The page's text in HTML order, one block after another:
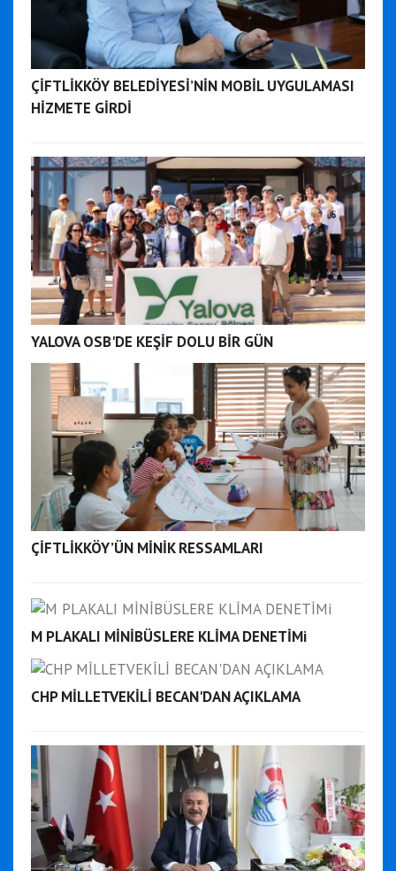
ÇİFTLİKKÖY BELEDİYESİ’NİN MOBİL UYGULAMASI
HİZMETE GİRDİ
YALOVA OSB'DE KEŞİF DOLU BİR GÜN
ÇİFTLİKKÖY’ÜN MİNİK RESSAMLARI
M PLAKALI MİNİBÜSLERE KLİMA DENETİMi
CHP MİLLETVEKİLİ BECAN'DAN AÇIKLAMA